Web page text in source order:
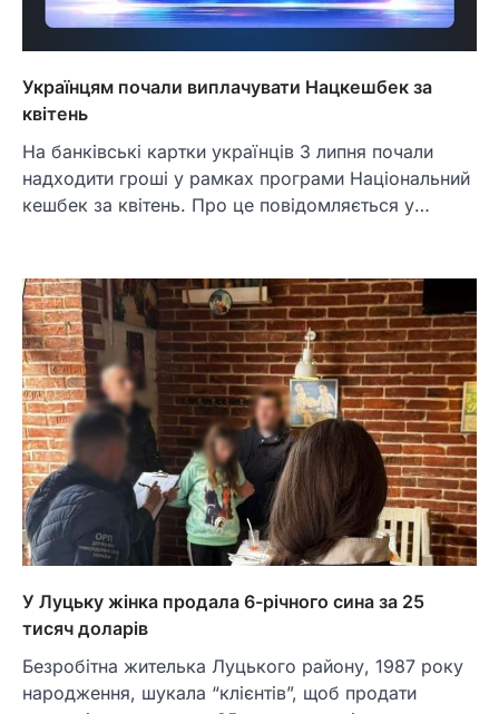
Українцям почали виплачувати Нацкешбек за
квітень
На банківські картки українців 3 липня почали
надходити гроші у рамках програми Національний
кешбек за квітень. Про це повідомляється у…
У Луцьку жінка продала 6-річного сина за 25
тисяч доларів
Безробітна жителька Луцького району, 1987 року
народження, шукала “клієнтів”, щоб продати